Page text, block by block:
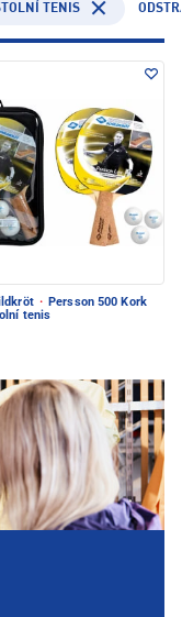
TENIS
· Persson 500 Kork
tenis